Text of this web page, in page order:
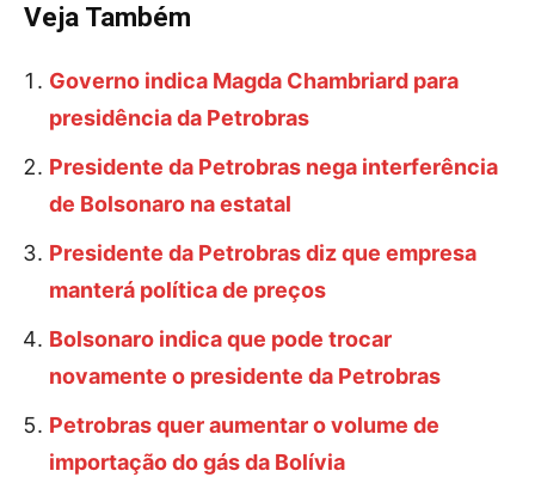
Veja Também
Governo indica Magda Chambriard para
presidência da Petrobras
Presidente da Petrobras nega interferência
de Bolsonaro na estatal
Presidente da Petrobras diz que empresa
manterá política de preços
Bolsonaro indica que pode trocar
novamente o presidente da Petrobras
Petrobras quer aumentar o volume de
importação do gás da Bolívia